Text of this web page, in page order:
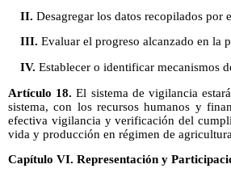
II. Desagregar los datos recopilados por
III. Evaluar el progreso alcanzado en la
IV. Establecer o identificar mecanismos
Artículo 18. El sistema de vigilancia
sistema, con los recursos humanos y
efectiva vigilancia y verificación del
vida y producción en régimen de
Capítulo VI. Representación y